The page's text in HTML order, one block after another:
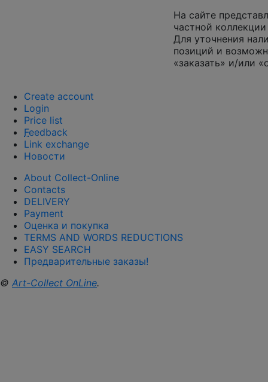
На сайте
частной
Для уточнения
позиций и
«заказать» и/или
Create account
Login
Price list
Feedback
Link exchange
Новости
About Collect-Online
Contacts
DELIVERY
Payment
Оценка и покупка
TERMS AND WORDS REDUCTIONS
EASY SEARCH
Предварительные заказы!
© Art-Collect OnLine.